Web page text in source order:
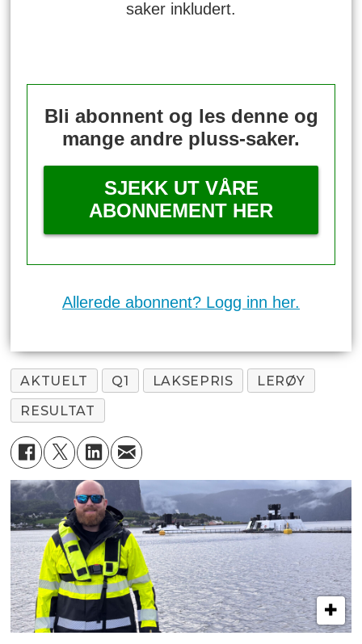
saker inkludert.
Bli abonnent og les denne og
mange andre pluss-saker.
SJEKK UT VÅRE
ABONNEMENT HER
Allerede abonnent? Logg inn her.
AKTUELT Q1 LAKSEPRIS
LERØY
RESULTAT